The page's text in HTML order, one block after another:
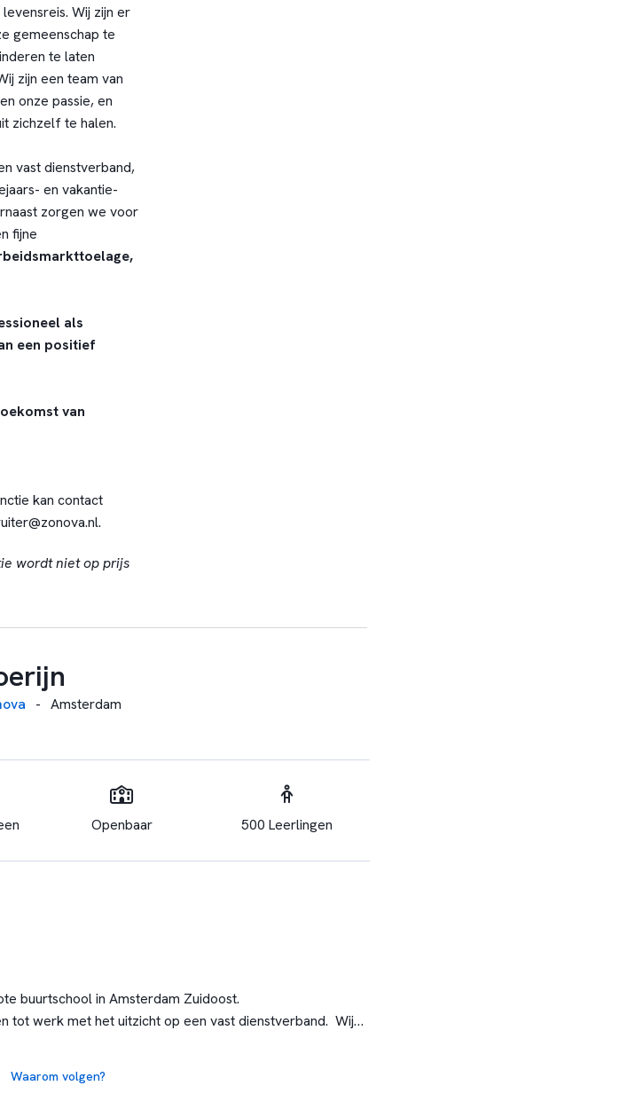
Wij zijn er
gemeenschap te
te laten
zijn een team van
onze passie, en
zichzelf te halen.
vast dienstverband,
en vakantie-
zorgen we voor
fijne
als
een positief
van
kan contact
.
wordt niet op prijs
- Amsterdam
Openbaar 500 Leerlingen
buurtschool in Amsterdam Zuidoost.
tot werk met het uitzicht op een vast dienstverband. Wij
Waarom volgen?